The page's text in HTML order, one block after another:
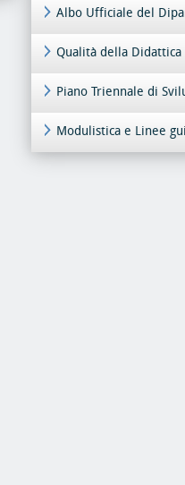
Albo Ufficiale del
Qualità della Didattica
Piano Triennale di
Modulistica e Linee